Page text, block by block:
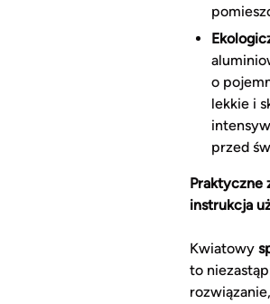
o
lekkie i
przed
Praktyczne
instrukcja
Kwiatowy
to